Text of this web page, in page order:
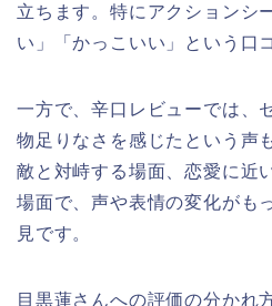
立ちます。特にアクションシ
い」「かっこいい」という口
一方で、辛口レビューでは、
物足りなさを感じたという声
敵と対峙する場面、恋愛に近
場面で、声や表情の変化がも
見です。
目黒蓮さんへの評価の分かれ